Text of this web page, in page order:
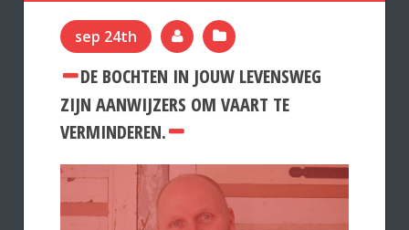
sep 24th
DE BOCHTEN IN JOUW LEVENSWEG
ZIJN AANWIJZERS OM VAART TE
VERMINDEREN.